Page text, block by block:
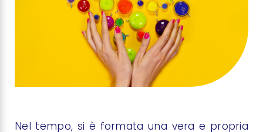
Nel tempo, si è formata una vera e propria